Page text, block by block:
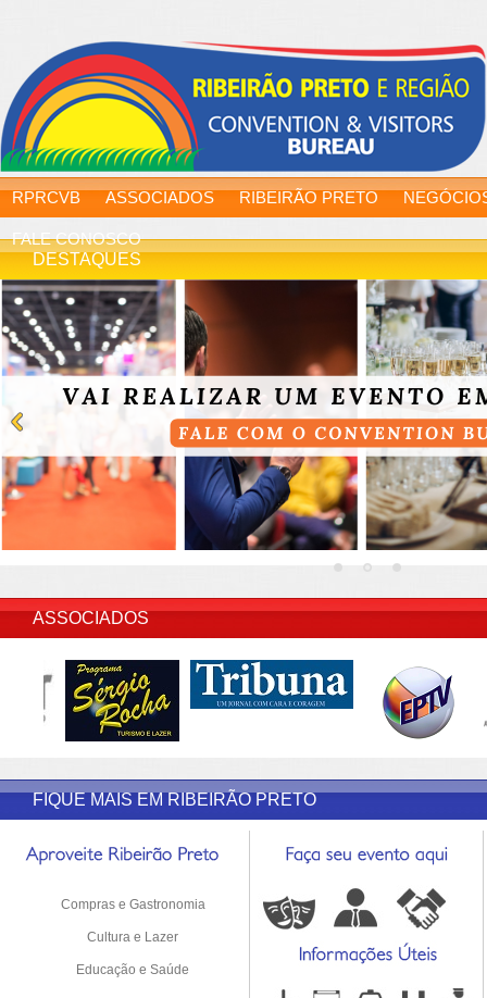
RPRCVB ASSOCIADOS RIBEIRÃO PRETO
FALE CONOSCO
DESTAQUES
ASSOCIADOS
FIQUE MAIS EM RIBEIRÃO PRETO
Compras e Gastronomia
Cultura e Lazer
Educação e Saúde